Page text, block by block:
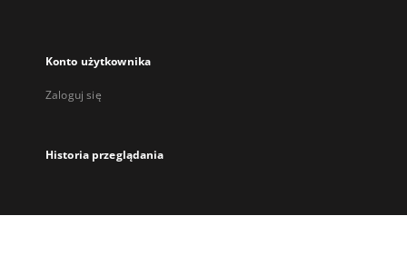
Konto użytkownika
Zaloguj się
Historia przeglądania